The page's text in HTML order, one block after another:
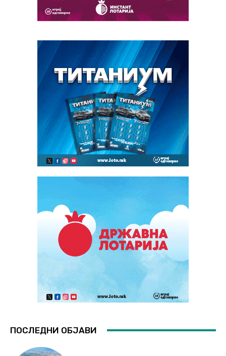
ПОСЛЕДНИ ОБЈАВИ